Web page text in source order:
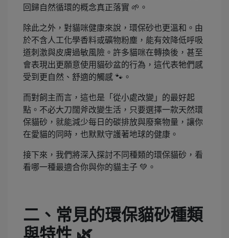
回歸自然循環的概念真正落實 🌱。
除此之外，對貓咪健康來說，環保砂也更溫和。由
於不含人工化學香料或礦物粉塵，能有效降低呼吸
道刺激與皮膚過敏風險。許多貓咪在轉換後，甚至
會表現出更願意使用貓砂盆的行為，這代表牠們感
受到更自然、舒適的觸感 🐾。
而對飼主而言，這也是「從小處改變」的最好起
點。不必大刀闊斧改變生活，只要選擇一款天然環
保貓砂，就能減少每日的碳排放與廢棄物量，讓你
在愛貓的同時，也默默守護著地球的健康。
接下來，我們將深入探討不同種類的環保貓砂，看
看哪一種最適合你與你的貓主子 💚。
二、常見的環保貓砂種類
與特性 🌿